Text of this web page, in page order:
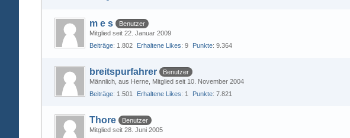
m e s
Benutzer
Mitglied seit 22. Januar 2009
Beiträge 1.802 Erhaltene Likes 9 Punkte 9.364
breitspurfahrer
Benutzer
Männlich aus Herne Mitglied seit 10. November 2004
Beiträge 1.501 Erhaltene Likes 1 Punkte 7.821
Thore
Benutzer
Mitglied seit 28. Juni 2005